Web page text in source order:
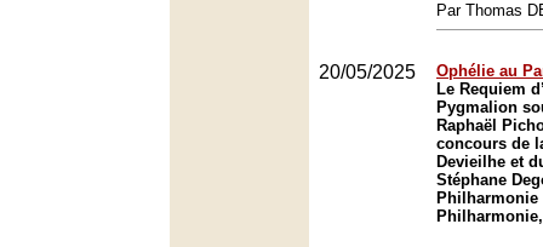
Par Thomas
20/05/2025
Ophélie au
Le Requiem
Pygmalion
Raphaël
concours de
Devieilhe et
Stéphane
Philharmonie